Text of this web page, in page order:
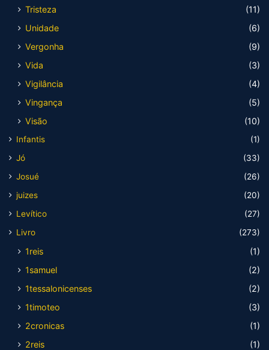
Tristeza
(11)
Unidade
(6)
Vergonha
(9)
Vida
(3)
Vigilância
(4)
Vingança
(5)
Visão
(10)
Infantis
(1)
Jó
(33)
Josué
(26)
juizes
(20)
Levítico
(27)
Livro
(273)
1reis
(1)
1samuel
(2)
1tessalonicenses
(2)
1timoteo
(3)
2cronicas
(1)
2reis
(1)